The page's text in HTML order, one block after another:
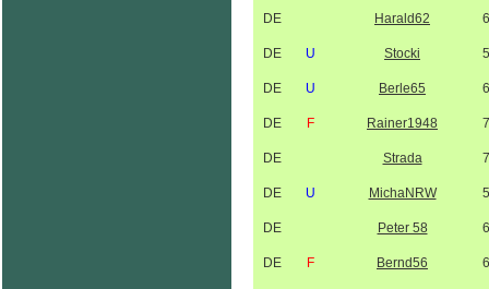
DE Harald62
DE U Stocki
DE U Berle65
DE F Rainer1948
DE Strada
DE U MichaNRW
DE Peter 58
DE F Bernd56